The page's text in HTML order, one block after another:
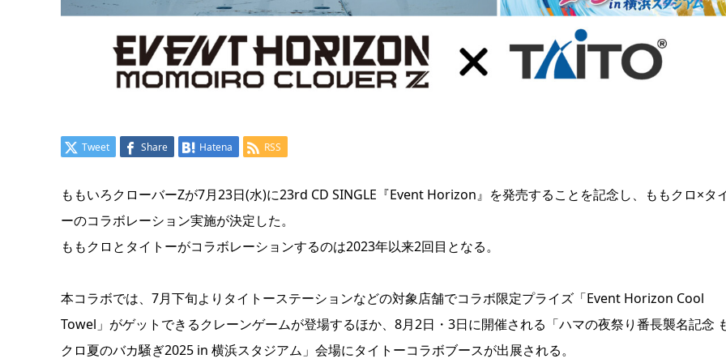
Tweet Share Hatena RSS
ももいろクローバーZが7月23日(水)に23rd CD SINGLE『Event Horizon』を発売することを記念し、ももクロ×タ
ーのコラボレーション実施が決定した。
ももクロとタイトーがコラボレーションするのは2023年以来2回目となる。
本コラボでは、7月下旬よりタイトーステーションなどの対象店舗でコラボ限定プライズ「Event Horizon Cool
Towel」がゲットできるクレーンゲームが登場するほか、8月2日・3日に開催される「ハマの夜祭り番長襲名記念
クロ夏のバカ騒ぎ2025 in 横浜スタジアム」会場にタイトーコラボブースが出展される。